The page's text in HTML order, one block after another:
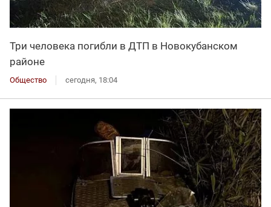
Три человека погибли в ДТП в Новокубанском
районе
Общество сегодня, 18:04